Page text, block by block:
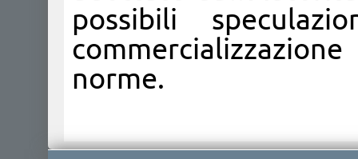
possibili
norme.